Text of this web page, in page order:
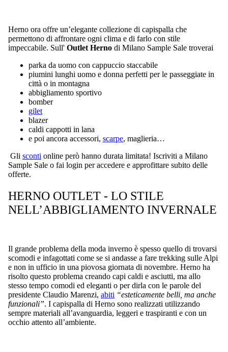
Herno ora offre un’elegante collezione di capispalla che
permettono di affrontare ogni clima e di farlo con stile
impeccabile. Sull' Outlet Herno di Milano Sample Sale troverai
parka da uomo con cappuccio staccabile
piumini lunghi uomo e donna perfetti per le passeggiate in
città o in montagna
abbigliamento sportivo
bomber
gilet
blazer
caldi cappotti in lana
e poi ancora accessori, scarpe, maglieria…
Gli sconti online però hanno durata limitata! Iscriviti a Milano
Sample Sale o fai login per accedere e approfittare subito delle
offerte.
HERNO OUTLET - LO STILE
NELL’ABBIGLIAMENTO INVERNALE
Il grande problema della moda inverno è spesso quello di trovarsi
scomodi e infagottati come se si andasse a fare trekking sulle Alpi
e non in ufficio in una piovosa giornata di novembre. Herno ha
risolto questo problema creando capi caldi e asciutti, ma allo
stesso tempo comodi ed eleganti o per dirla con le parole del
presidente Claudio Marenzi, abiti “esteticamente belli, ma anche
funzionali”. I capispalla di Herno sono realizzati utilizzando
sempre materiali all’avanguardia, leggeri e traspiranti e con un
occhio attento all’ambiente.